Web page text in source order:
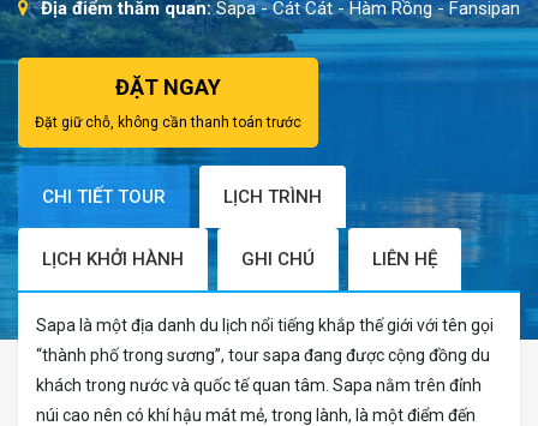
Địa điểm thăm quan:Sapa - Cát Cát - Hàm Rồng - Fansipan
ĐẶT NGAY
Đặt giữ chỗ, không cần thanh toán trước
CHI TIẾT TOUR LỊCH TRÌNH
LỊCH KHỞI HÀNH GHI CHÚ LIÊN HỆ
Sapa là một địa danh du lịch nổi tiếng khắp thế giới với tên gọi
“thành phố trong sương”, tour sapa đang được cộng đồng du
khách trong nước và quốc tế quan tâm. Sapa nằm trên đỉnh
núi cao nên có khí hậu mát mẻ, trong lành, là một điểm đến